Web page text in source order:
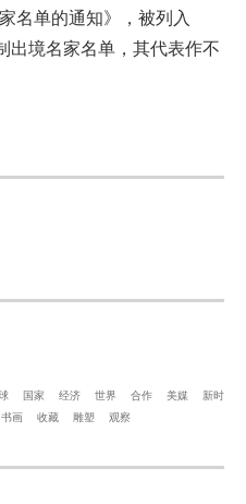
名单的通知》，被列入
出境名家名单，其代表作不
国家 经济 世界 合作 美媒
新时
书画 收藏 雕塑 观察